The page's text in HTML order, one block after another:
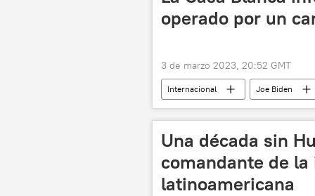
operado por un
3 de marzo 2023, 20:52 GMT
Internacional Joe Biden
Una década sin
comandante de
latinoamericana